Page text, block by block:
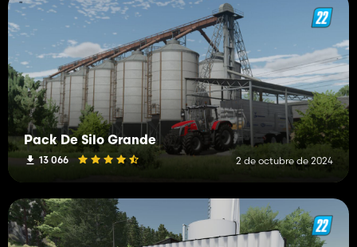
Pack De Silo Grande
13 066 2 de octubre de 2024